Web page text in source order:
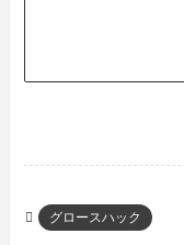
グロースハック